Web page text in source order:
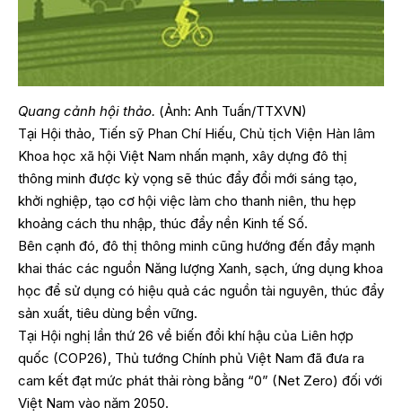
Quang cảnh hội thảo. (Ảnh: Anh Tuấn/TTXVN)
Tại Hội thảo, Tiến sỹ Phan Chí Hiếu, Chủ tịch Viện Hàn lâm
Khoa học xã hội Việt Nam nhấn mạnh, xây dựng đô thị
thông minh được kỳ vọng sẽ thúc đẩy đổi mới sáng tạo,
khởi nghiệp, tạo cơ hội việc làm cho thanh niên, thu hẹp
khoảng cách thu nhập, thúc đẩy nền Kinh tế Số.
Bên cạnh đó, đô thị thông minh cũng hướng đến đẩy mạnh
khai thác các nguồn Năng lượng Xanh, sạch, ứng dụng khoa
học để sử dụng có hiệu quả các nguồn tài nguyên, thúc đẩy
sản xuất, tiêu dùng bền vững.
Tại Hội nghị lần thứ 26 về biến đổi khí hậu của Liên hợp
quốc (COP26), Thủ tướng Chính phủ Việt Nam đã đưa ra
cam kết đạt mức phát thải ròng bằng “0” (Net Zero) đối với
Việt Nam vào năm 2050.